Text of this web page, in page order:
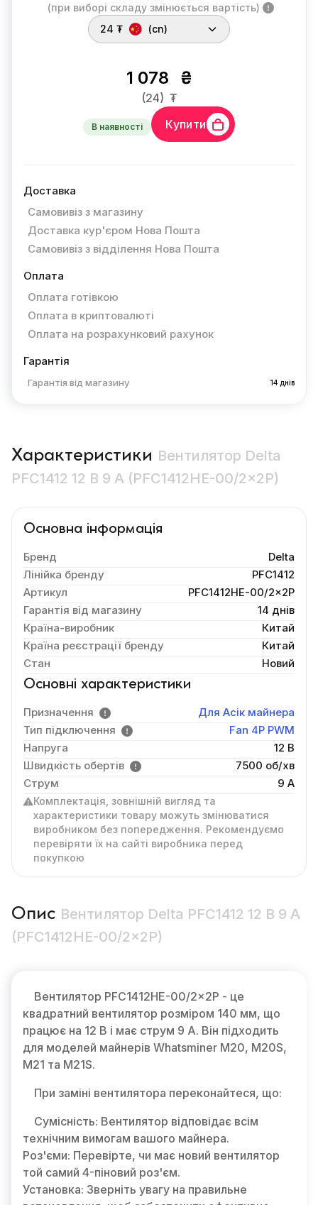
(при виборі складу змінюється вартість)
24 ₮
(cn)
1 078 ₴
(24) ₮
В наявності Купити
Доставка
Самовивіз з магазину
Доставка кур'єром Нова Пошта
Самовивіз з відділення Нова Пошта
Оплата
Оплата готівкою
Оплата в криптовалюті
Оплата на розрахунковий рахунок
Гарантія
Гарантія від магазину 14 днів
Характеристики Вентилятор Delta
PFC1412 12 В 9 A (PFC1412HE-00/2×2P)
Основна інформація
Бренд
Delta
Лінійка бренду
PFC1412
Артикул
PFC1412HE-00/2×2P
Гарантія від магазину
14 днів
Країна-виробник
Китай
Країна реєстрації бренду
Китай
Стан
Новий
Основні характеристики
Призначення
Для Асік майнера
Тип підключення
Fan 4P PWM
Напруга
12 В
Швидкість обертів
7500 об/хв
Струм
9 A
Комплектація, зовнішній вигляд та
характеристики товару можуть змінюватися
виробником без попередження. Рекомендуємо
перевіряти їх на сайті виробника перед
покупкою
Опис Вентилятор Delta PFC1412 12 В 9 A
(PFC1412HE-00/2×2P)
Вентилятор PFC1412HE-00/2×2P - це
квадратний вентилятор розміром 140 мм, що
працює на 12 В і має струм 9 А. Він підходить
для моделей майнерів Whatsminer M20, M20S,
M21 та M21S.
При заміні вентилятора переконайтеся, що:
Сумісність: Вентилятор відповідає всім
технічним вимогам вашого майнера.
Роз'єми: Перевірте, чи має новий вентилятор
той самий 4-піновий роз'єм.
Установка: Зверніть увагу на правильне